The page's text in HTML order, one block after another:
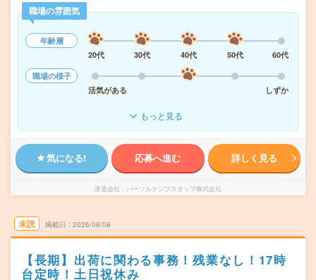
職場の雰囲気
年齢層
20代
30代 40代 50代
60代
職場の様子
活気がある
しずか
もっと見る
気になる! 応募へ進む 詳しく見る
派遣会社 パーソルテンプスタッフ株式会社
未読 掲載日 2026/08/08
【長期】出荷に関わる事務！残業なし！17時
台定時！土日祝休み